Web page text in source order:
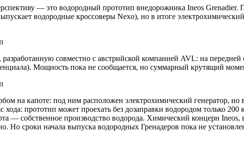
— это водородный прототип внедорожника Ineos Grenadier.
водородные кроссоверы Nexo), но в итоге
совместно с австрийской компанией AVL: на
Мощность пока не сообщается, но суммарный крутящий
на капоте: под ним расположен электрохимический генератор, но
хода: прототип может проехать без дозаправки водородом только
— собственное производство водорода. Химический концерн Ineos,
Но сроки начала выпуска водородных Гренадеров пока не